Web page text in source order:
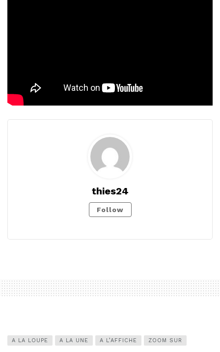
thies24
Follow
A LA LOUPE A LA UNE A L’AFFICHE ZOOM SUR